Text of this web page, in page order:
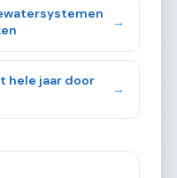
→
hele jaar door
→